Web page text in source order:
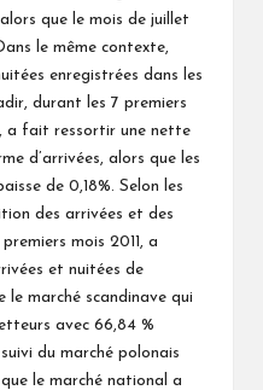
que le mois de juillet
le même contexte,
enregistrées dans les
durant les 7 premiers
a fait ressortir une nette
d’arrivées, alors que les
de 0,18%. Selon les
des arrivées et des
mois 2011, a
et nuitées de
marché scandinave qui
avec 66,84 %
du marché polonais
le marché national a